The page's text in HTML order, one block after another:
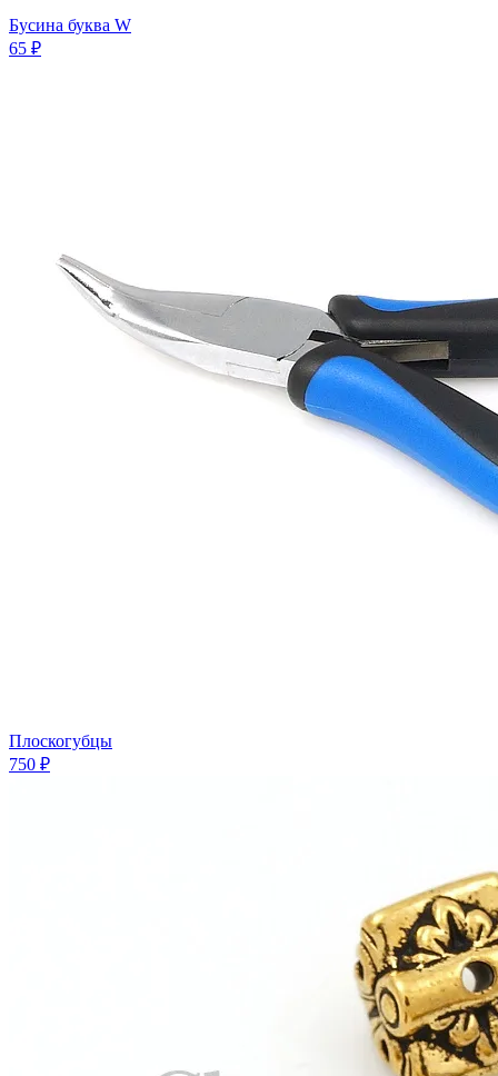
Бусина буква W
65 ₽
Плоскогубцы
750 ₽